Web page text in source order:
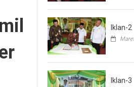
Iklan-2
Iklan-3